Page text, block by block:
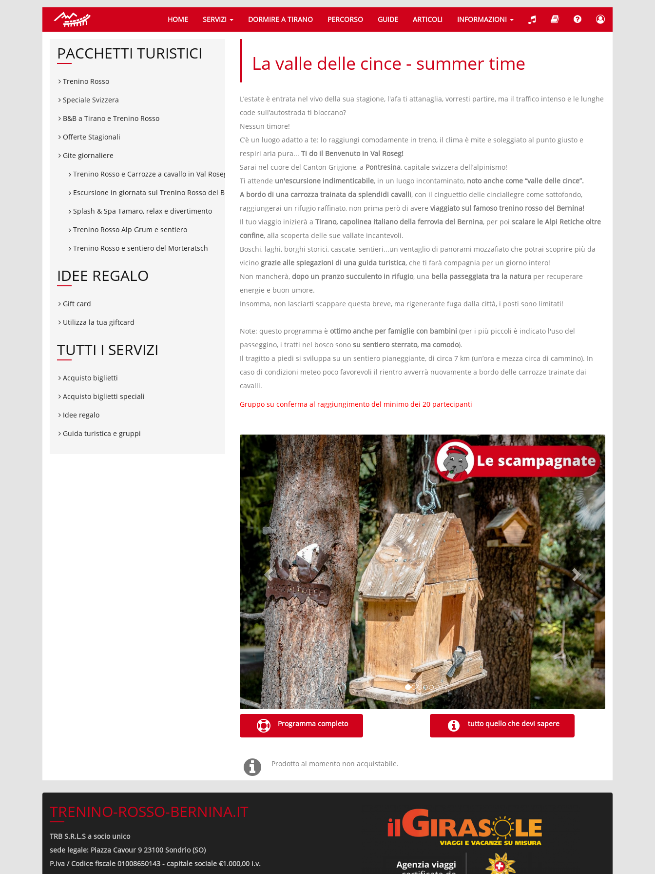
HOME SERVIZI DORMIRE A TIRANO PERCORSO GUIDE ARTICOLI INFORMAZIONI
PACCHETTI TURISTICI
Trenino Rosso
Speciale Svizzera
B&B a Tirano e Trenino Rosso
Offerte Stagionali
Gite giornaliere
Trenino Rosso e Carrozze a cavallo in Val Roseg
Escursione in giornata sul Trenino Rosso del Bernina
Splash & Spa Tamaro, relax e divertimento
Trenino Rosso Alp Grum e sentiero
Trenino Rosso e sentiero del Morteratsch
IDEE REGALO
Gift card
Utilizza la tua giftcard
TUTTI I SERVIZI
Acquisto biglietti
Acquisto biglietti speciali
Idee regalo
Guida turistica e gruppi
La valle delle cince - summer time
L’estate è entrata nel vivo della sua stagione, l'afa ti attanaglia, vorresti partire, ma il traffico intenso e le lunghe
code sull’autostrada ti bloccano?
Nessun timore!
C’è un luogo adatto a te: lo raggiungi comodamente in treno, il clima è mite e soleggiato al punto giusto e
respiri aria pura... Ti do il Benvenuto in Val Roseg!
Sarai nel cuore del Canton Grigione, a Pontresina, capitale svizzera dell’alpinismo!
Ti attende un'escursione indimenticabile, in un luogo incontaminato, noto anche come “valle delle cince”.
A bordo di una carrozza trainata da splendidi cavalli, con il cinguettio delle cinciallegre come sottofondo,
raggiungerai un rifugio raffinato, non prima però di avere viaggiato sul famoso trenino rosso del Bernina!
Il tuo viaggio inizierà a Tirano, capolinea italiano della ferrovia del Bernina, per poi scalare le Alpi Retiche oltre
confine, alla scoperta delle sue vallate incantevoli.
Boschi, laghi, borghi storici, cascate, sentieri...un ventaglio di panorami mozzafiato che potrai scoprire più da
vicino grazie alle spiegazioni di una guida turistica, che ti farà compagnia per un giorno intero!
Non mancherà, dopo un pranzo succulento in rifugio, una bella passeggiata tra la natura per recuperare
energie e buon umore.
Insomma, non lasciarti scappare questa breve, ma rigenerante fuga dalla città, i posti sono limitati!
Note: questo programma è ottimo anche per famiglie con bambini (per i più piccoli è indicato l'uso del
passeggino, i tratti nel bosco sono su sentiero sterrato, ma comodo).
Il tragitto a piedi si sviluppa su un sentiero pianeggiante, di circa 7 km (un’ora e mezza circa di cammino). In
caso di condizioni meteo poco favorevoli il rientro avverrà nuovamente a bordo delle carrozze trainate dai
cavalli.
Gruppo su conferma al raggiungimento del minimo dei 20 partecipanti
Programma completo tutto quello che devi sapere
Prodotto al momento non acquistabile.
TRENINO-ROSSO-BERNINA.IT
TRB S.R.L.S a socio unico
sede legale: Piazza Cavour 9 23100 Sondrio (SO)
P.iva / Codice fiscale 01008650143 - capitale sociale €1.000,00 i.v.